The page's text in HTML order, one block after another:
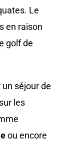
Le
en raison
golf de
séjour de
les
ou encore